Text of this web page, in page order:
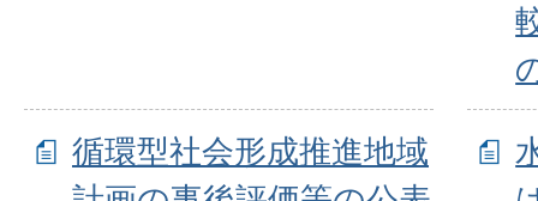
循環型社会形成推進地域